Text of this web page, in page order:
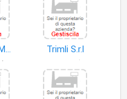
Azienda Multiservizi Comunali S.p.A
Trimli S.r.l